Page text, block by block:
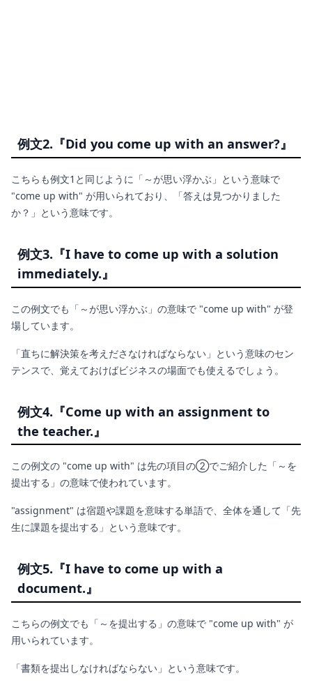
例文2.『Did you come up with an answer?』
こちらも例文1と同じように「～が思い浮かぶ」という意味で
"come up with" が用いられており、「答えは見つかりました
か？」という意味です。
例文3.『I have to come up with a solution
immediately.』
この例文でも「～が思い浮かぶ」の意味で "come up with" が登
場しています。
「直ちに解決策を考えださなければならない」という意味のセン
テンスで、覚えておけばビジネスの場面でも使えるでしょう。
例文4.『Come up with an assignment to
the teacher.』
この例文の "come up with" は先の項目の②でご紹介した「～を
提出する」の意味で使われています。
"assignment" は宿題や課題を意味する単語で、全体を通して「先
生に課題を提出する」という意味です。
例文5.『I have to come up with a
document.』
こちらの例文でも「～を提出する」の意味で "come up with" が
用いられています。
「書類を提出しなければならない」という意味です。